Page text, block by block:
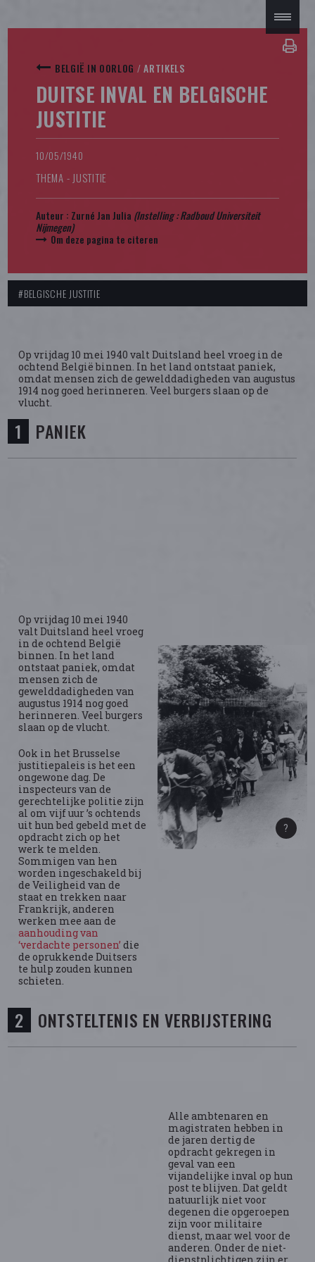
BELGIË IN OORLOG /ARTIKELS
DUITSE INVAL EN BELGISCHE
JUSTITIE
10/05/1940
THEMA - JUSTITIE
Auteur : Zurné Jan Julia (Instelling : Radboud Universiteit
Nijmegen)
Om deze pagina te citeren
#BELGISCHE JUSTITIE
Op vrijdag 10 mei 1940 valt Duitsland heel vroeg in de
ochtend België binnen. In het land ontstaat paniek,
omdat mensen zich de gewelddadigheden van augustus
1914 nog goed herinneren. Veel burgers slaan op de
vlucht.
PANIEK
Op vrijdag 10 mei 1940
valt Duitsland heel vroeg
in de ochtend België
binnen. In het land
ontstaat paniek, omdat
mensen zich de
gewelddadigheden van
augustus 1914 nog goed
herinneren. Veel burgers
slaan op de vlucht.
Ook in het Brusselse
justitiepaleis is het een
ongewone dag. De
inspecteurs van de
gerechtelijke politie zijn
al om vijf uur ’s ochtends
uit hun bed gebeld met de
opdracht zich op het
werk te melden.
Sommigen van hen
worden ingeschakeld bij
de Veiligheid van de
staat en trekken naar
Frankrijk, anderen
werken mee aan de
aanhouding van
‘verdachte personen’ die
de oprukkende Duitsers
te hulp zouden kunnen
schieten.
ONTSTELTENIS EN VERBIJSTERING
Alle ambtenaren en
magistraten hebben in
de jaren dertig de
opdracht gekregen in
geval van een
vijandelijke inval op hun
post te blijven. Dat geldt
natuurlijk niet voor
degenen die opgeroepen
zijn voor militaire
dienst, maar wel voor de
anderen. Onder de niet-